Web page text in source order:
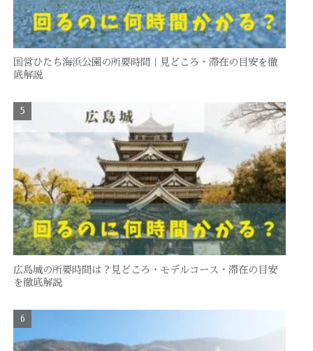
国営ひたち海浜公園の所要時間｜見どころ・滞在の目安を徹
底解説
広島城の所要時間は？見どころ・モデルコース・滞在の目安
を徹底解説